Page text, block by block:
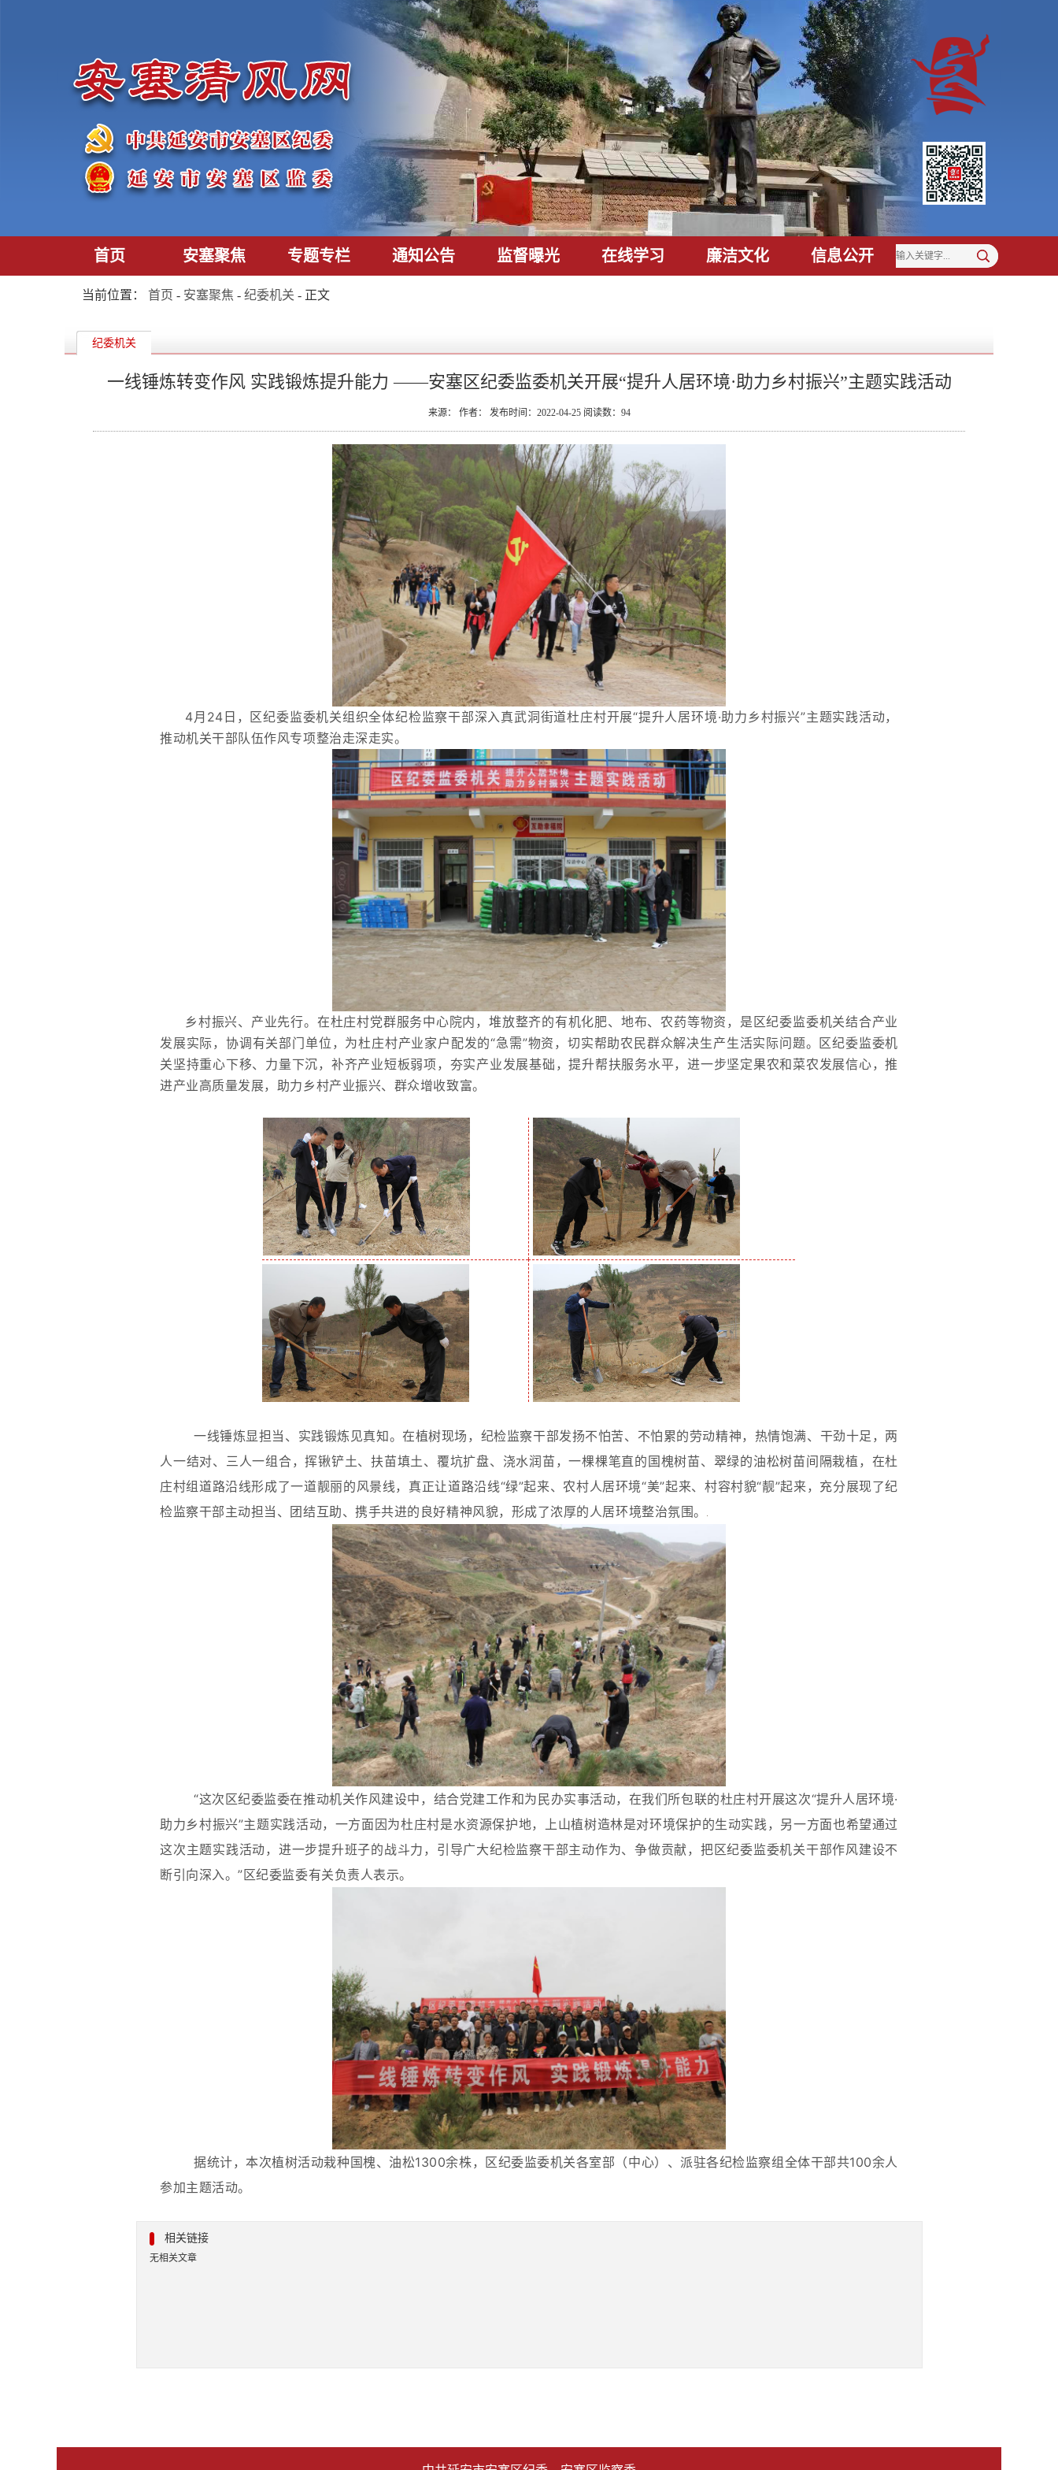
首页 安塞聚焦 专题专栏 通知公告 监督曝光 在线学习 廉洁文化 信息公开
当前位置： 首页 - 安塞聚焦 - 纪委机关 - 正文
纪委机关
一线锤炼转变作风 实践锻炼提升能力 ——安塞区纪委监委机关开展“提升人居环境·助力乡村振兴”主题实践活动
来源： 作者： 发布时间：2022-04-25 阅读数： 94
4月24日，区纪委监委机关组织全体纪检监察干部深入真武洞街道杜庄村开展“提升人居环境·助力乡村振兴”主题实践活动，
推动机关干部队伍作风专项整治走深走实。
乡村振兴、产业先行。 在杜庄村党群服务中心院内，堆放整齐的有机化肥、地布、农药等物资，是区纪委监委机关结合产业
发展实际，协调有关部门单位，为杜庄村产业家户配发的“急需”物资，切实帮助农民群众解决生产生活实际问题。 区纪委监委机
关坚持重心下移、力量下沉，补齐产业短板弱项，夯实产业发展基础，提升帮扶服务水平，进一步坚定果农和菜农发展信心，推
进产业高质量发展，助力乡村产业振兴、群众增收致富。
一线锤炼显担当、实践锻炼见真知。在植树现场，纪检监察干部发扬不怕苦、不怕累的劳动精神，热情饱满、干劲十足，两
人一结对、三人一组合，挥锹铲土、扶苗填土、覆坑扩盘、浇水润苗，一棵棵笔直的国槐树苗、翠绿的油松树苗间隔栽植，在杜
庄村组道路沿线形成了一道靓丽的风景线，真正让道路沿线“绿”起来、农村人居环境“美”起来、村容村貌“靓”起来，充分展现了纪
检监察干部主动担当、团结互助、携手共进的良好精神风貌，形成了浓厚的人居环境整治氛围。
“这次区纪委监委在推动机关作风建设中，结合党建工作和为民办实事活动，在我们所包联的杜庄村开展这次“提升人居环境·
助力乡村振兴”主题实践活动，一方面因为杜庄村是水资源保护地，上山植树造林是对环境保护的生动实践，另一方面也希望通过
这次主题实践活动，进一步提升班子的战斗力，引导广大纪检监察干部主动作为、争做贡献，把区纪委监委机关干部作风建设不
断引向深入。”区纪委监委有关负责人表示。
据统计，本次植树活动栽种国槐、油松1300余株，区纪委监委机关各室部（中心）、派驻各纪检监察组全体干部共100余人
参加主题活动。
相关链接
无相关文章